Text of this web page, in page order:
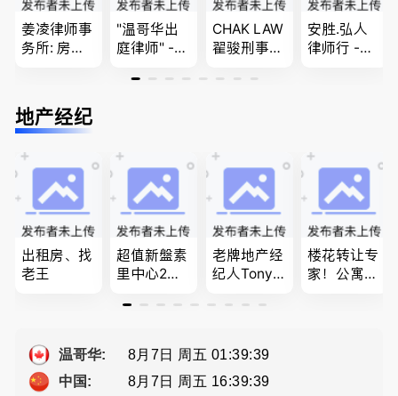
姜凌律师事
务所: 房产
法/公司法/
民事商业诉
"温哥华出
庭律师" -
务所 - 劳动
纠纷，审判
CHAK LAW
翟骏刑事交
刑事辩护/
安胜.弘人
律师行 -
律师、多语
种服务、高
效优质、助
您安心乐
业、胜劵稳
操)
地产经纪
出租房、找
老王
超值新盤素
里中心2房1
級公寓，So
-689-5519
老牌地产经
纪人Tony L
经验买卖
佣
楼花转让专
家！公寓销
温哥华:
8月7日 周五 01:39:40
中国:
8月7日 周五 16:39:40